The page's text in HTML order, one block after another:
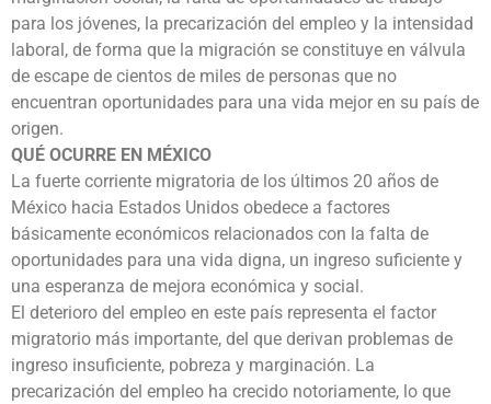
para los jóvenes, la precarización del empleo y la intensidad
laboral, de forma que la migración se constituye en válvula
de escape de cientos de miles de personas que no
encuentran oportunidades para una vida mejor en su país de
origen.
QUÉ OCURRE EN MÉXICO
La fuerte corriente migratoria de los últimos 20 años de
México hacia Estados Unidos obedece a factores
básicamente económicos relacionados con la falta de
oportunidades para una vida digna, un ingreso suficiente y
una esperanza de mejora económica y social.
El deterioro del empleo en este país representa el factor
migratorio más importante, del que derivan problemas de
ingreso insuficiente, pobreza y marginación. La
precarización del empleo ha crecido notoriamente, lo que